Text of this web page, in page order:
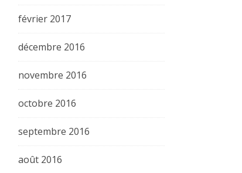
février 2017
décembre 2016
novembre 2016
octobre 2016
septembre 2016
août 2016